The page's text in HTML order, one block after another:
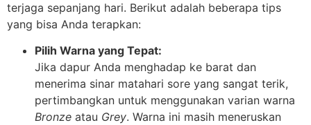
terjaga sepanjang hari. Berikut adalah beberapa tips
yang bisa Anda terapkan:
Pilih Warna yang Tepat:
Jika dapur Anda menghadap ke barat dan
menerima sinar matahari sore yang sangat terik,
pertimbangkan untuk menggunakan varian warna
Bronze atau Grey. Warna ini masih meneruskan